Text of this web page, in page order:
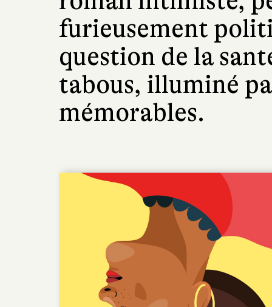
furieusement
question de la
tabous, illuminé
mémorables.